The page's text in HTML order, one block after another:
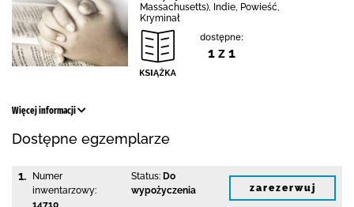
Massachusetts), Indie, Powieść,
Kryminał
dostępne:
1 z 1
Więcej informacji
Dostępne egzemplarze
1.
Numer
inwentarzowy:
14710
Status: Do
wypożyczenia
zarezerwuj